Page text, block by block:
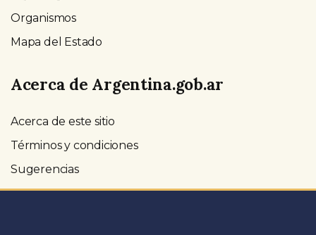
Organismos
Mapa del Estado
Acerca de Argentina.gob.ar
Acerca de este sitio
Términos y condiciones
Sugerencias